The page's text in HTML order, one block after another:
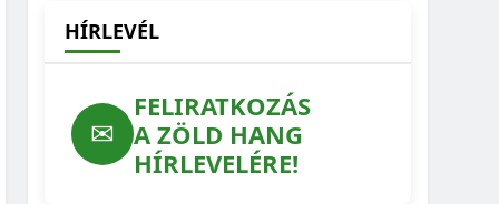
HÍRLEVÉL
✉
FELIRATKOZÁS
A ZÖLD HANG
HÍRLEVELÉRE!